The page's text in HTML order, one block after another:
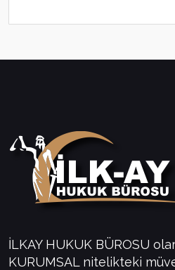
İLKAY HUKUK BÜROSU
KURUMSAL nitelikteki